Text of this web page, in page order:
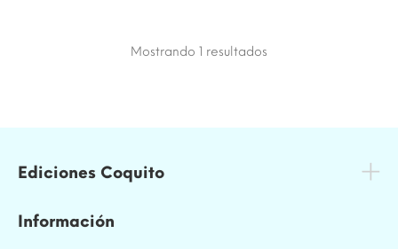
Mostrando 1 resultados
Ediciones Coquito
Información